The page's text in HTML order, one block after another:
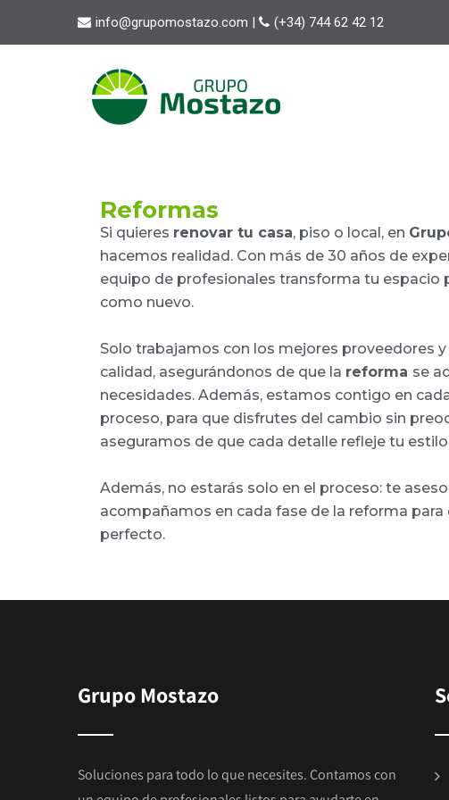
info@grupomostazo.com | (+34) 744 62 42 12
Reformas
Si quieres renovar tu casa, piso o local, en
hacemos realidad. Con más de 30 años de
equipo de profesionales transforma tu espacio
como nuevo.
Solo trabajamos con los mejores proveedores
calidad, asegurándonos de que la reforma se
necesidades. Además, estamos contigo en
proceso, para que disfrutes del cambio sin
aseguramos de que cada detalle refleje tu
Además, no estarás solo en el proceso: te
acompañamos en cada fase de la reforma
perfecto.
Grupo Mostazo
Soluciones para todo lo que necesites. Contamos con